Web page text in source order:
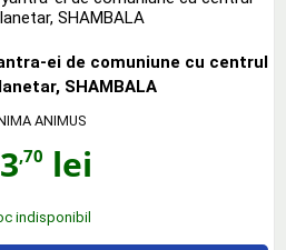
ei de comuniune cu centrul
SHAMBALA
ANIMUS
,70 lei
indisponibil